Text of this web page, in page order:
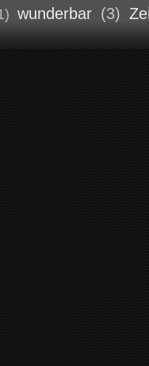
wunderbar (3)